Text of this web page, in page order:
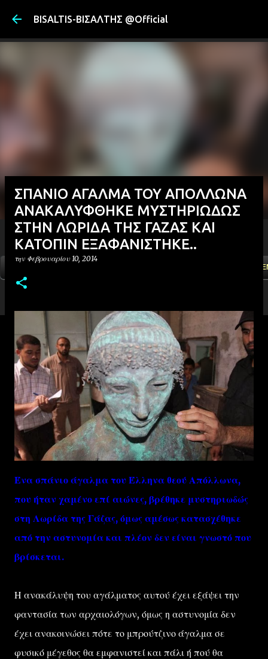
BISALTIS-ΒΙΣΑΛΤΗΣ @Official
ΣΠΑΝΙΟ ΑΓΑΛΜΑ ΤΟΥ ΑΠΟΛΛΩΝΑ
ΑΝΑΚΑΛΥΦΘΗΚΕ ΜΥΣΤΗΡΙΩΔΩΣ
ΣΤΗΝ ΛΩΡΙΔΑ ΤΗΣ ΓΑΖΑΣ ΚΑΙ
ΚΑΤΟΠΙΝ ΕΞΑΦΑΝΙΣΤΗΚΕ..
την Φεβρουαρίου 10, 2014
Ένα σπάνιο άγαλμα του Έλληνα θεού Απόλλωνα,
που ήταν χαμένο επί αιώνες, βρέθηκε μυστηριωδώς
στη Λωρίδα της Γάζας, όμως αμέσως κατασχέθηκε
από την αστυνομία και πλέον δεν είναι γνωστό που
βρίσκεται.
Η ανακάλυψη του αγάλματος αυτού έχει εξάψει την
φαντασία των αρχαιολόγων, όμως η αστυνομία δεν
έχει ανακοινώσει πότε το μπρούτζινο άγαλμα σε
φυσικό μέγεθος θα εμφανιστεί και πάλι ή πού θα